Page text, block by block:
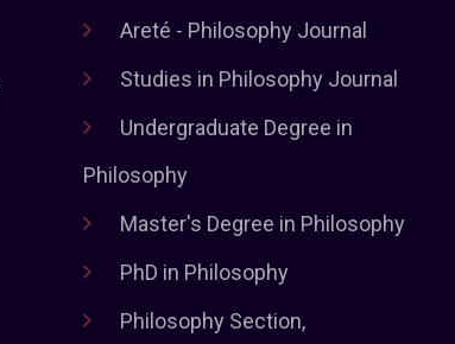
Areté - Philosophy Journal
Studies in Philosophy Journal
Undergraduate Degree in
Philosophy
Master's Degree in Philosophy
PhD in Philosophy
Philosophy Section,